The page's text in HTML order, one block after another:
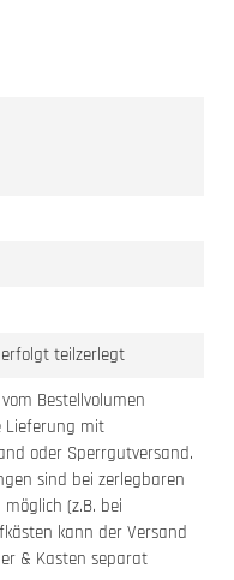
teilzerlegt
Bestellvolumen
Lieferung mit
oder Sperrgutversand.
sind bei zerlegbaren
(z.B. bei
kann der Versand
& Kasten separat